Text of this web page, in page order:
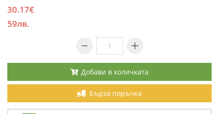
30.17€
59лв.
Добави в количката
Бърза поръчка